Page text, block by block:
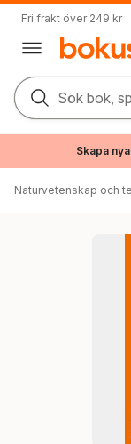
Fri frakt över 249 kr
Sök bok,
Skapa
Naturvetenskap och